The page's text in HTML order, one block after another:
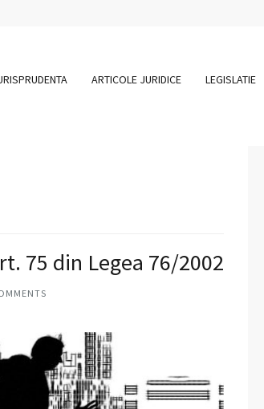
ARTICOLE JURIDICE LEGISLATIE
75 din Legea 76/2002